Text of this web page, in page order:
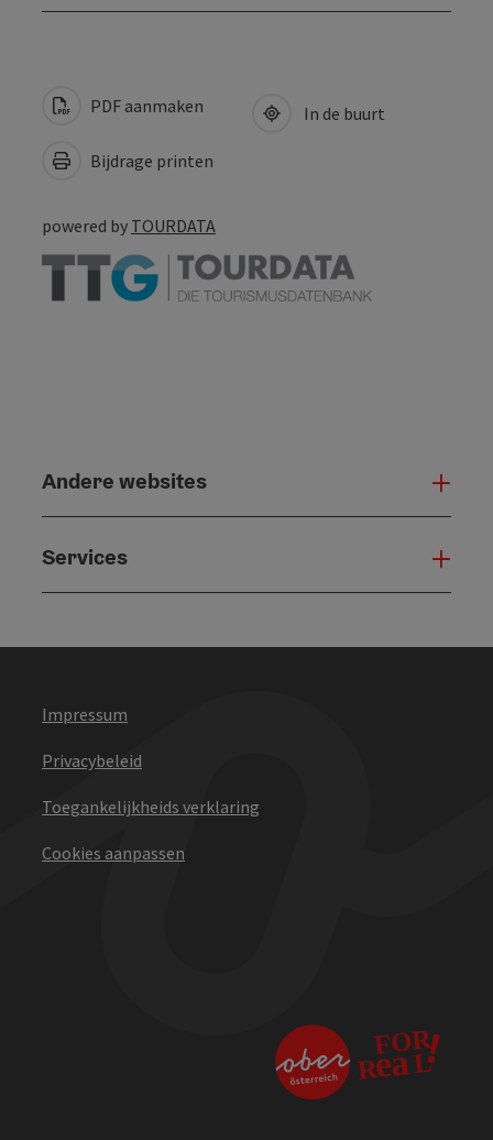
PDF aanmaken
Bijdrage printen
In de buurt
powered by TOURDATA
Andere websites
Services
Impressum
Privacybeleid
Toegankelijkheids verklaring
Cookies aanpassen